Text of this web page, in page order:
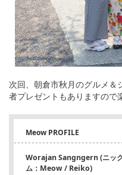
次回、朝倉市秋月のグルメ＆
者プレゼントもありますので
Meow PROFILE
Worajan Sangngern (ニッ
ム：Meow / Reiko)